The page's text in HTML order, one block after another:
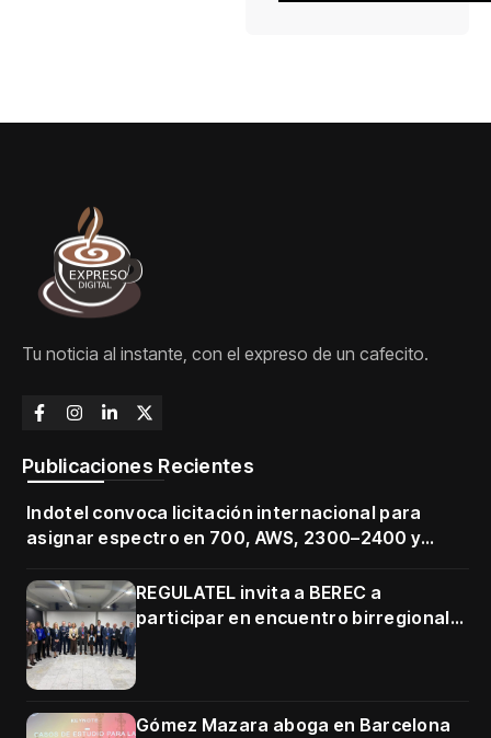
Tu noticia al instante, con el expreso de un cafecito.
Publicaciones Recientes
Indotel convoca licitación internacional para
asignar espectro en 700, AWS, 2300–2400 y
REGULATEL invita a BEREC a
participar en encuentro birregional
Gómez Mazara aboga en Barcelona